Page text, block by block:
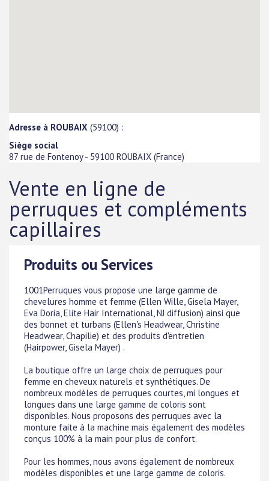
Adresse à ROUBAIX (59100) :
Siège social
87 rue de Fontenoy- 59100 ROUBAIX (France)
Vente en ligne de
perruques et compléments
capillaires
Produits ou Services
1001Perruques vous propose une large gamme de
chevelures homme et femme (Ellen Wille, Gisela Mayer,
Eva Doria, Elite Hair International, NJ diffusion) ainsi que
des bonnet et turbans (Ellen's Headwear, Christine
Headwear, Chapilie) et des produits d'entretien
(Hairpower, Gisela Mayer) .
La boutique offre un large choix de perruques pour
femme en cheveux naturels et synthétiques. De
nombreux modèles de perruques courtes, mi longues et
longues dans une large gamme de coloris sont
disponibles. Nous proposons des perruques avec la
monture faite à la machine mais également des modèles
conçus 100% à la main pour plus de confort.
Pour les hommes, nous avons également de nombreux
modèles disponibles et une large gamme de coloris.